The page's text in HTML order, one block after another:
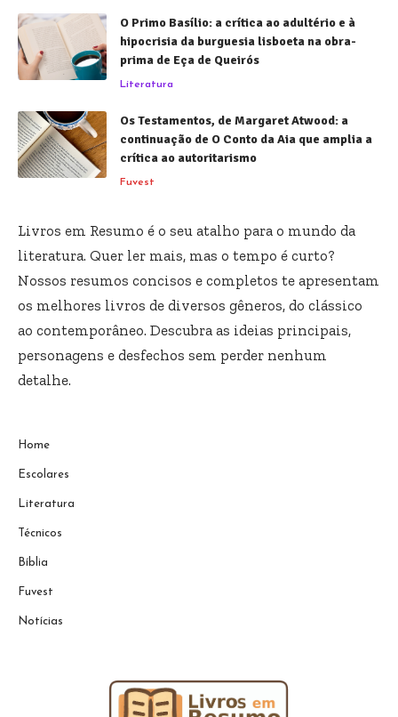
O Primo Basílio: a crítica ao adultério e à
hipocrisia da burguesia lisboeta na obra-
prima de Eça de Queirós
Literatura
Os Testamentos, de Margaret Atwood: a
continuação de O Conto da Aia que amplia a
crítica ao autoritarismo
Fuvest
Livros em Resumo é o seu atalho para o mundo da
literatura. Quer ler mais, mas o tempo é curto?
Nossos resumos concisos e completos te apresentam
os melhores livros de diversos gêneros, do clássico
ao contemporâneo. Descubra as ideias principais,
personagens e desfechos sem perder nenhum
detalhe.
Home
Escolares
Literatura
Técnicos
Bíblia
Fuvest
Notícias